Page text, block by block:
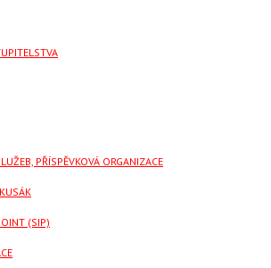
PŘÍSPĚVKOVÁ ORGANIZACE
(SIP)